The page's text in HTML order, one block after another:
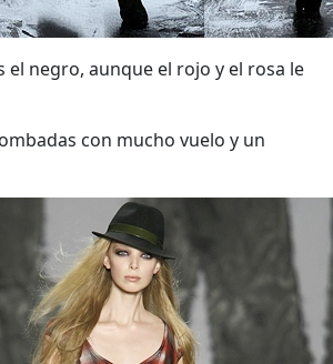
el negro, aunque el rojo y el rosa le
con mucho vuelo y un